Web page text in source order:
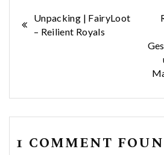
Unpacking | FairyLoot
– Reilient Royals
1 COMMENT